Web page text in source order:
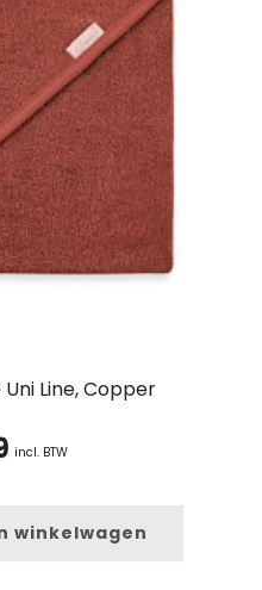
Line, Copper
incl. BTW
winkelwagen